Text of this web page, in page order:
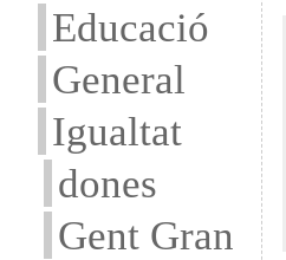
Educació
General
Igualtat
dones
Gent Gran